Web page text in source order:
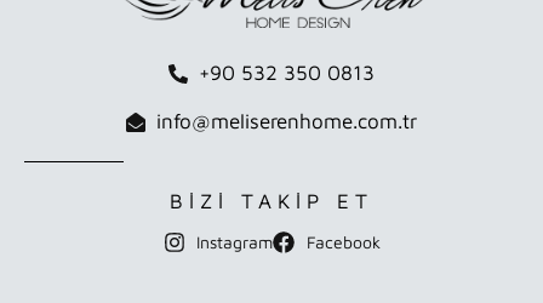
+90 532 350 0813
info@meliserenhome.com.tr
BİZİ TAKİP ET
Instagram Facebook